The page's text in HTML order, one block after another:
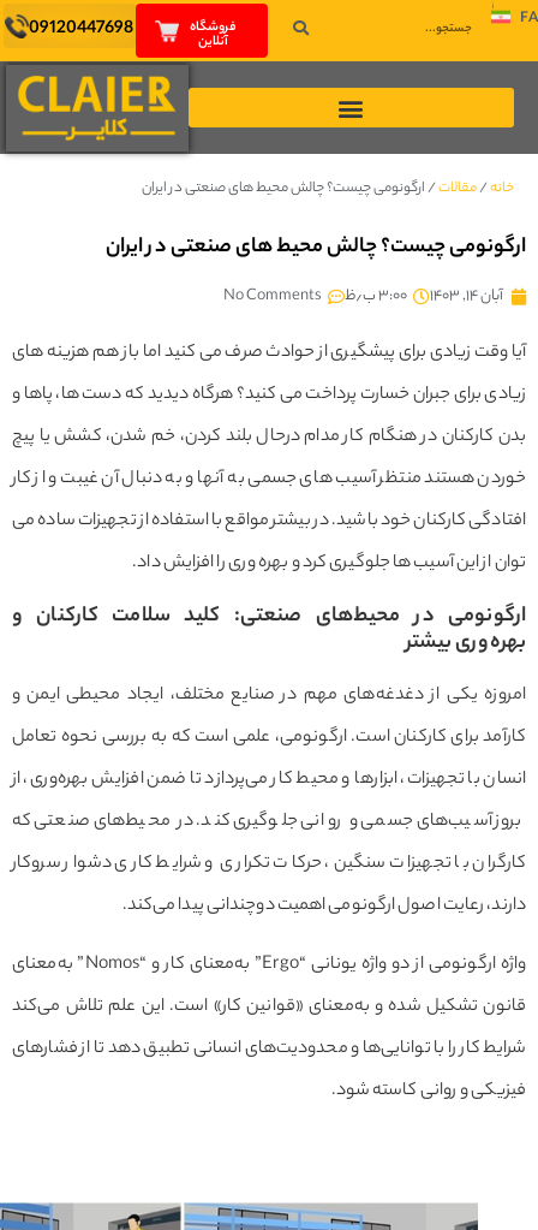
فروشگاه 09120447698
/مقالات/ارگونومی چیست؟ چالش محیط های صنعتی در ایران
چیست؟ چالش محیط های صنعتی در ایران
آبان ۱۴, ۱۴۰۳ ۳:۰۰ ب٫ظ No Comments
وقت زیادی برای پیشگیری از حوادث صرف می کنید اما باز هم هزینه های
برای جبران خسارت پرداخت می کنید؟ هرگاه دیدید که دست ها، پاها و
کارکنان در هنگام کار مدام درحال بلند کردن، خم شدن، کشش یا پیچ
هستند منتظر آسیب های جسمی به آنها و به دنبال آن غیبت و از کار
کارکنان خود باشید. در بیشتر مواقع با استفاده از تجهیزات ساده می
از این آسیب ها جلوگیری کرد و بهره وری را افزایش داد.
در محیط‌های صنعتی: کلید سلامت کارکنان و
بیشتر
یکی از دغدغه‌های مهم در صنایع مختلف، ایجاد محیطی ایمن و
برای کارکنان است. ارگونومی، علمی است که به بررسی نحوه تعامل
با تجهیزات، ابزارها و محیط کار می‌پردازد تا ضمن افزایش بهره‌وری، از
آسیب‌های جسمی و روانی جلوگیری کند. در محیط‌های صنعتی که
با تجهیزات سنگین، حرکات تکراری و شرایط کاری دشوار سروکار
رعایت اصول ارگونومی اهمیت دوچندانی پیدا می‌کند.
واژه ارگونومی از دو واژه یونانی “Ergo” به‌معنای کار و “Nomos” به‌معنای
تشکیل شده و به‌معنای «قوانین کار» است. این علم تلاش می‌کند
کار را با توانایی‌ها و محدودیت‌های انسانی تطبیق دهد تا از فشارهای
و روانی کاسته شود.